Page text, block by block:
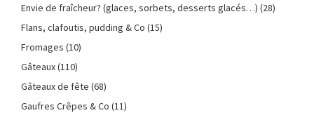
Envie de fraîcheur? (glaces, sorbets, desserts glacés…) (28)
Flans, clafoutis, pudding & Co (15)
Fromages (10)
Gâteaux(110)
Gâteaux de fête (68)
Gaufres Crêpes & Co (11)